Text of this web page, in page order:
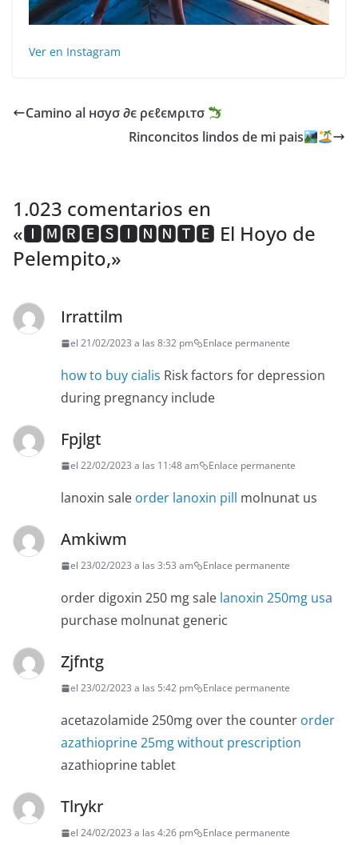
Ver en Instagram
Camino al нσуσ ∂є ρєℓємριтσ
Rinconcitos lindos de mi pais
1.023 comentarios en
«🅸🅼🆁🅴🆂🅸🅽🅽🆃🅴 El Hoyo de
Pelempito,»
Irrattilm
el 21/02/2023 a las 8:32 pm Enlace permanente
how to buy cialis Risk factors for depression
during pregnancy include
Fpjlgt
el 22/02/2023 a las 11:48 am Enlace permanente
lanoxin sale order lanoxin pill molnunat us
Amkiwm
el 23/02/2023 a las 3:53 am Enlace permanente
order digoxin 250 mg sale lanoxin 250mg usa
purchase molnunat generic
Zjfntg
el 23/02/2023 a las 5:42 pm Enlace permanente
acetazolamide 250mg over the counter order
azathioprine 25mg without prescription
azathioprine tablet
Tlrykr
el 24/02/2023 a las 4:26 pm Enlace permanente